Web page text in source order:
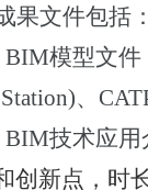
果文件包括：
BIM模型文件
、
BIM技术应用
创新点，时